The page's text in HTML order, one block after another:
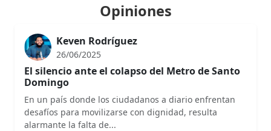
Opiniones
Keven Rodríguez
26/06/2025
El silencio ante el colapso del Metro de Santo
Domingo
En un país donde los ciudadanos a diario enfrentan
desafíos para movilizarse con dignidad, resulta
alarmante la falta de...